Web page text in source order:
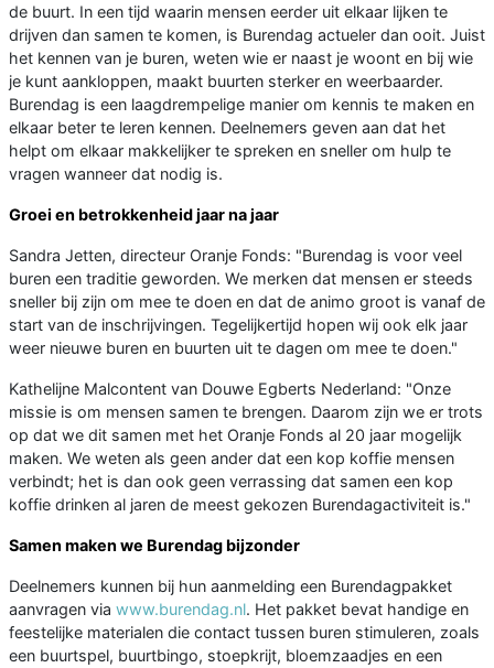
de buurt. In een tijd waarin mensen eerder uit elkaar lijken te
drijven dan samen te komen, is Burendag actueler dan ooit. Juist
het kennen van je buren, weten wie er naast je woont en bij wie
je kunt aankloppen, maakt buurten sterker en weerbaarder.
Burendag is een laagdrempelige manier om kennis te maken en
elkaar beter te leren kennen. Deelnemers geven aan dat het
helpt om elkaar makkelijker te spreken en sneller om hulp te
vragen wanneer dat nodig is.
Groei en betrokkenheid jaar na jaar
Sandra Jetten, directeur Oranje Fonds: "Burendag is voor veel
buren een traditie geworden. We merken dat mensen er steeds
sneller bij zijn om mee te doen en dat de animo groot is vanaf de
start van de inschrijvingen. Tegelijkertijd hopen wij ook elk jaar
weer nieuwe buren en buurten uit te dagen om mee te doen."
Kathelijne Malcontent van Douwe Egberts Nederland: "Onze
missie is om mensen samen te brengen. Daarom zijn we er trots
op dat we dit samen met het Oranje Fonds al 20 jaar mogelijk
maken. We weten als geen ander dat een kop koffie mensen
verbindt; het is dan ook geen verrassing dat samen een kop
koffie drinken al jaren de meest gekozen Burendagactiviteit is."
Samen maken we Burendag bijzonder
Deelnemers kunnen bij hun aanmelding een Burendagpakket
aanvragen via www.burendag.nl. Het pakket bevat handige en
feestelijke materialen die contact tussen buren stimuleren, zoals
een buurtspel, buurtbingo, stoepkrijt, bloemzaadjes en een